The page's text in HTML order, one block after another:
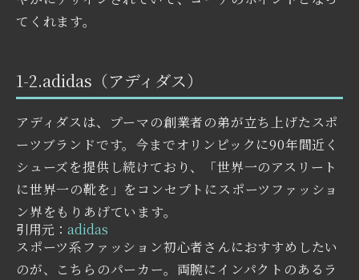
てくれます。
1-2.adidas（アディダス）
アディダスは、プーマの創業者の弟が立ち上げたスポ
ーツブランドです。今までオリンピックに90年間近く
シューズを提供し続けており、「世界一のアスリート
に世界一の靴を」をコンセプトにスポーツファッショ
ン界をもりあげています。
引用元： adidas
スポーツ系ファッション初心者さんにおすすめしたい
のが、こちらのパーカー。両腕にインパクトのあるラ